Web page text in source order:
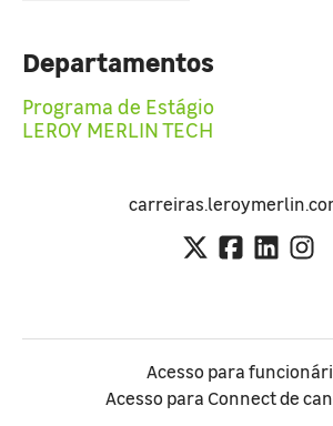
Departamentos
Programa de Estágio
LEROY MERLIN TECH
Acesso para
Acesso para Connect de